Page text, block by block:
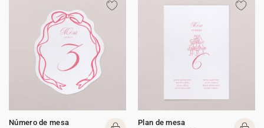
Número de mesa
Plan de mesa